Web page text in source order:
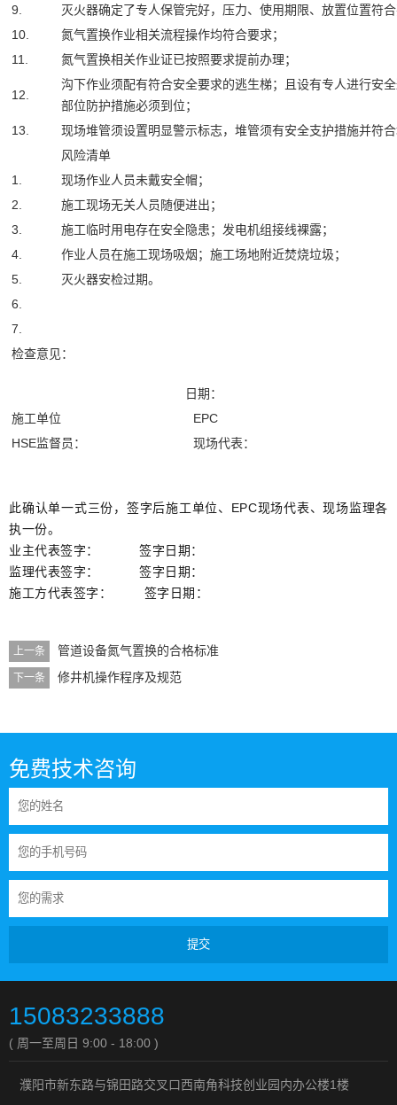
9.
灭火器确定了专人保管完好，压力、使用期限、放置位置符
10.
氮气置换作业相关流程操作均符合要求；
11.
氮气置换相关作业证已按照要求提前办理；
12.
沟下作业须配有符合安全要求的逃生梯；且设有专人进行安
部位防护措施必须到位；
13.
现场堆管须设置明显警示标志，堆管须有安全支护措施并符
风险清单
1.
现场作业人员未戴安全帽；
2.
施工现场无关人员随便进出；
3.
施工临时用电存在安全隐患；发电机组接线裸露；
4.
作业人员在施工现场吸烟；施工场地附近焚烧垃圾；
5.
灭火器安检过期。
6.
7.
检查意见：
日期：
施工单位
EPC
HSE监督员：
现场代表：
此确认单一式三份，签字后施工单位、EPC现场代表、现场监理各
执一份。
业主代表签字： 签字日期：
监理代表签字： 签字日期：
施工方代表签字： 签字日期 ：
上一条 管道设备氮气置换的合格标准
下一条 修井机操作程序及规范
免费技术咨询
提交
15083233888
( 周一至周日 9:00 - 18:00 )
濮阳市新东路与锦田路交叉口西南角科技创业园内办公楼1楼